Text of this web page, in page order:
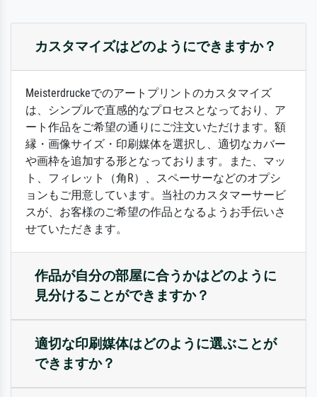
カスタマイズはどのようにできますか？
Meisterdruckeでのアートプリントのカスタマイズ
は、シンプルで直感的なプロセスとなっており、ア
ート作品をご希望の通りにご注文いただけます。額
縁・画像サイズ・印刷媒体を選択し、適切なカバー
や画枠を追加する形となっております。また、マッ
ト、フィレット（角R）、スペーサーなどのオプシ
ョンもご用意しています。当社のカスタマーサービ
スが、お客様のご希望の作品となるようお手伝いさ
せていただきます。
作品が自分の部屋に合うかはどのように
見分けることができますか？
適切な印刷媒体はどのように選ぶことが
できますか？